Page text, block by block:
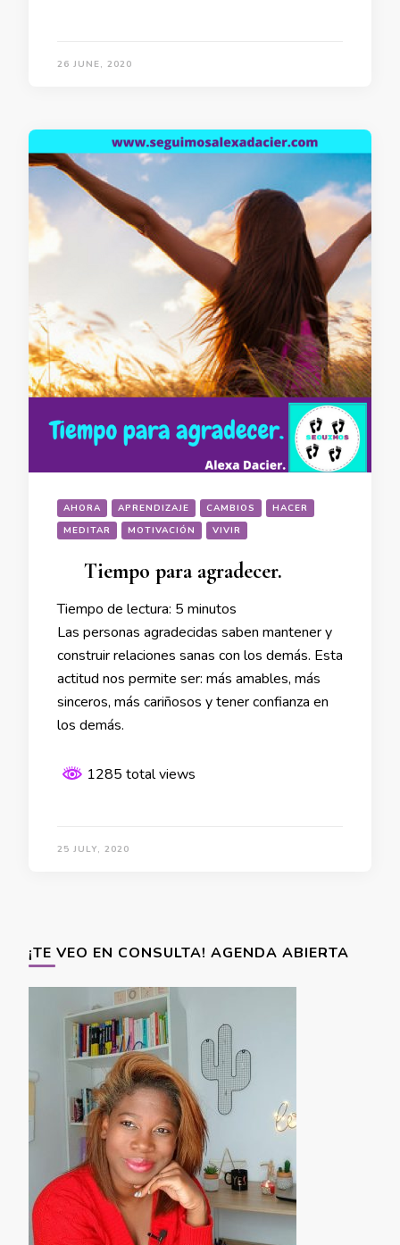
26 JUNE, 2020
AHORA APRENDIZAJE CAMBIOS
HACER
MEDITAR
MOTIVACIÓN VIVIR
Tiempo para agradecer.
Tiempo de lectura: 5 minutos
Las personas agradecidas saben mantener y
construir relaciones sanas con los demás. Esta
actitud nos permite ser: más amables, más
sinceros, más cariñosos y tener confianza en
los demás.
1285 total views
25 JULY, 2020
¡TE VEO EN CONSULTA! AGENDA ABIERTA